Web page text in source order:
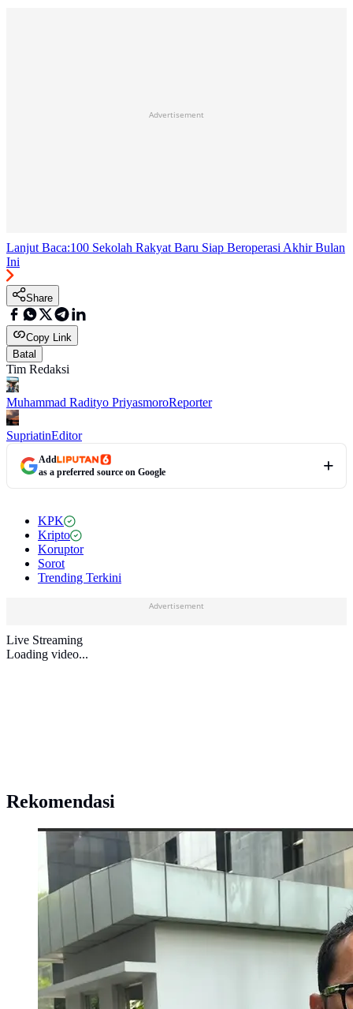
Advertisement
Lanjut Baca:100 Sekolah Rakyat Baru Siap Beroperasi Akhir Bulan
Ini
Share
Copy Link
Batal
Tim Redaksi
Muhammad Radityo PriyasmoroReporter
SupriatinEditor
Add
as a preferred source on Google
KPK
Kripto
Koruptor
Sorot
Trending Terkini
Advertisement
Live Streaming
Loading video...
Rekomendasi